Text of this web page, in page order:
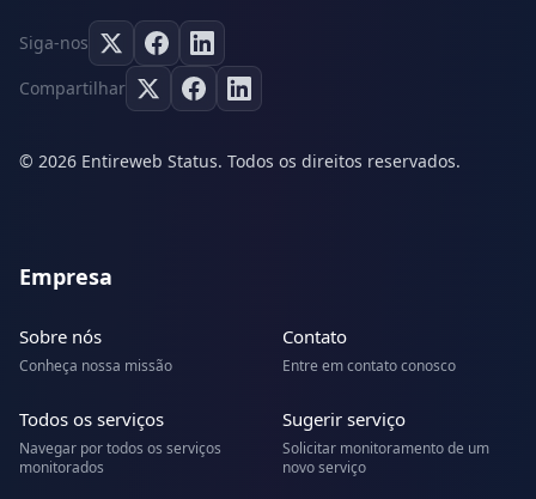
Siga-nos
Compartilhar
© 2026 Entireweb Status. Todos os direitos reservados.
Empresa
Sobre nós
Conheça nossa missão
Contato
Entre em contato conosco
Todos os serviços
Navegar por todos os serviços
monitorados
Sugerir serviço
Solicitar monitoramento de um
novo serviço